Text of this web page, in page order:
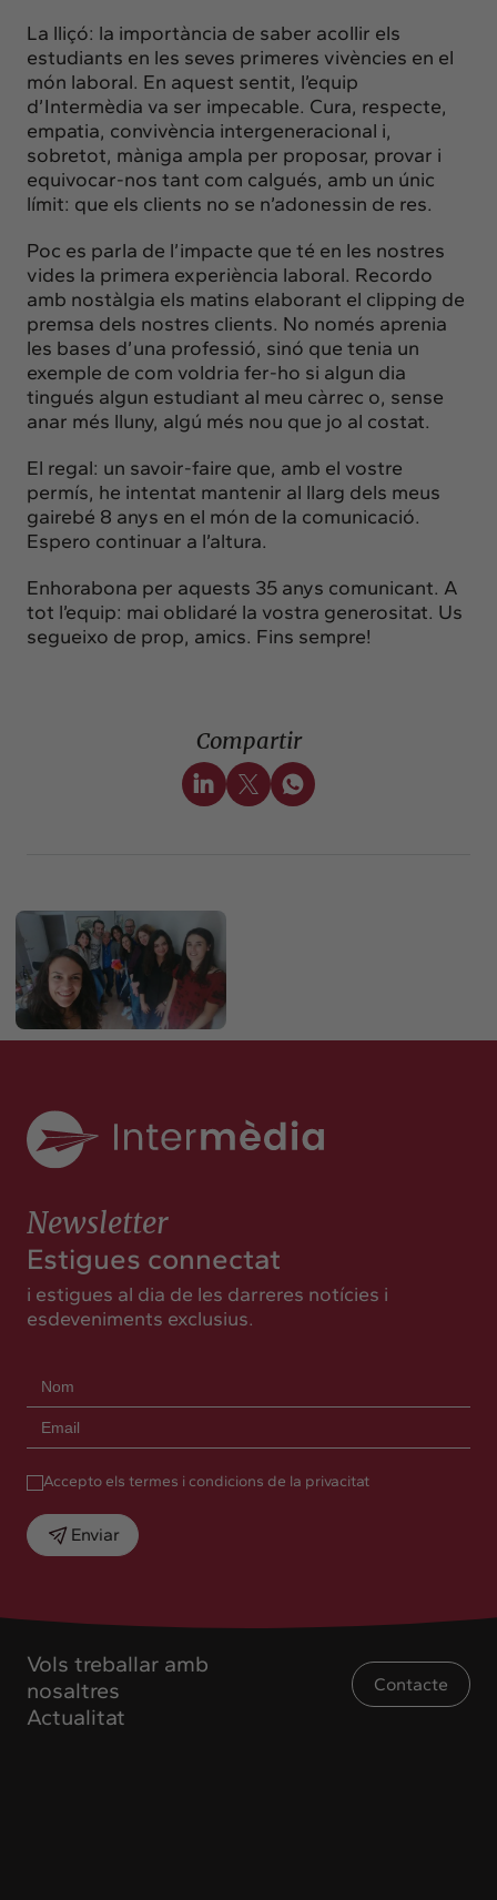
La lliçó: la importància de saber acollir els
estudiants en les seves primeres vivències en el
món laboral. En aquest sentit, l’equip
d’Intermèdia va ser impecable. Cura, respecte,
empatia, convivència intergeneracional i,
sobretot, màniga ampla per proposar, provar i
equivocar-nos tant com calgués, amb un únic
límit: que els clients no se n’adonessin de res.
Poc es parla de l’impacte que té en les nostres
vides la primera experiència laboral. Recordo
amb nostàlgia els matins elaborant el clipping de
premsa dels nostres clients. No només aprenia
les bases d’una professió, sinó que tenia un
exemple de com voldria fer-ho si algun dia
tingués algun estudiant al meu càrrec o, sense
anar més lluny, algú més nou que jo al costat.
El regal: un savoir-faire que, amb el vostre
permís, he intentat mantenir al llarg dels meus
gairebé 8 anys en el món de la comunicació.
Espero continuar a l’altura.
Enhorabona per aquests 35 anys comunicant. A
tot l’equip: mai oblidaré la vostra generositat. Us
segueixo de prop, amics. Fins sempre!
Compartir
Vols treballar amb
nosaltres
Actualitat
Contacte
Newsletter
Estigues connectat
i estigues al dia de les darreres notícies i
esdeveniments exclusius.
Accepto els termes i condicions de la privacitat
Enviar